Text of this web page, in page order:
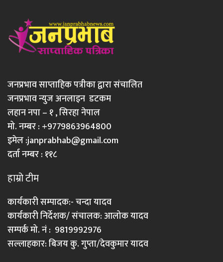
जनप्रभाव साप्ताहिक पत्रीका द्वारा संचालित
जनप्रभाव न्युज अनलाइन डटकम
लहान नपा – १ , सिरहा नेपाल
मो. नम्बर : +9779863964800
इमेल :janprabhab@gmail.com
दर्ता नम्बर : ११८
हाम्रो टीम
कार्यकारी सम्पादक:- चन्दा यादव
कार्यकारी निर्देशक/ संचालक: आलोक यादव
सम्पर्क मो. नं : 9819992976
सल्लाहकार: बिजय कु. गुप्ता/देवकुमार यादव